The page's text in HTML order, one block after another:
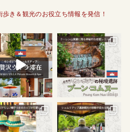
き＆観光のお役立ち情報を発信！